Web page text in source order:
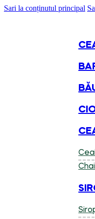
Sari la conținutul principal